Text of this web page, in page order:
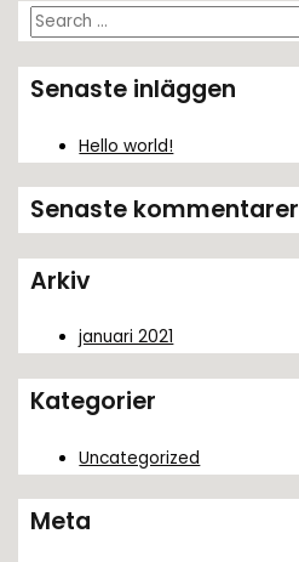
S
k
e
:
Senaste inläggen
Hello world!
Senaste kommentarer
Arkiv
januari 2021
Kategorier
Uncategorized
Meta